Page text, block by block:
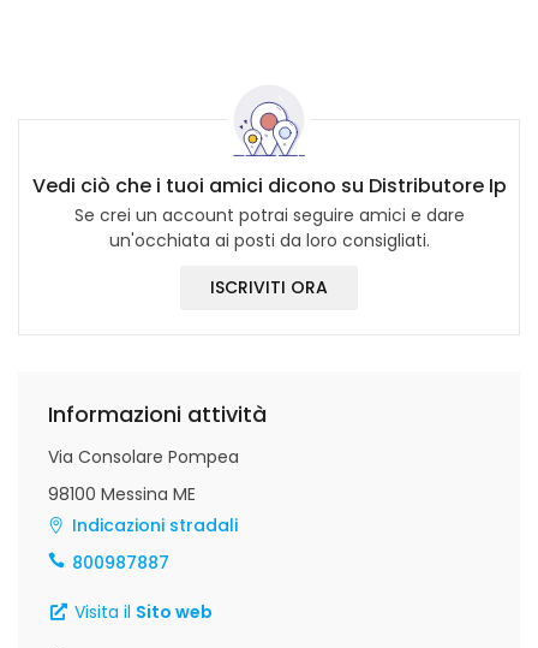
Vedi ciò che i tuoi amici dicono su Distributore Ip
Se crei un account potrai seguire amici e dare
un'occhiata ai posti da loro consigliati.
ISCRIVITI ORA
Informazioni attività
Via Consolare Pompea
98100 Messina ME
Indicazioni stradali
800987887
Visita il Sito web